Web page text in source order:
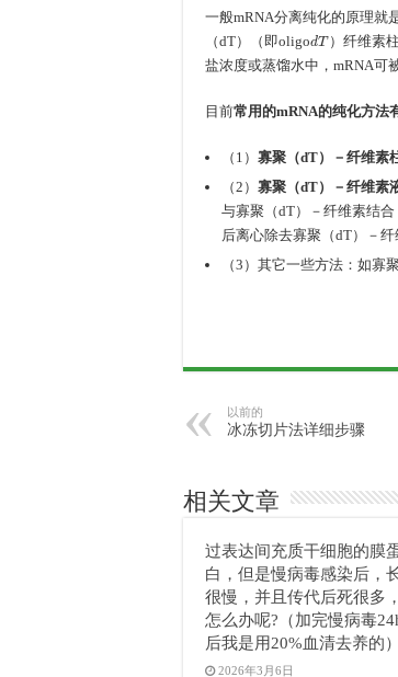
一般mRNA分离纯化的原理就
（dT）（即oligo dT）纤维素
盐浓度或蒸馏水中，mRNA可
目前常用的mRNA的纯化方法
（1） 寡聚（dT）－纤维素
（2） 寡聚（dT）－纤维素
与寡聚（dT）－纤维素结
后离心除去寡聚（dT）－纤
（3）其它一些方法：如寡
以前的
冰冻切片法详细步骤
相关文章
过表达间充质干细胞的膜
白，但是慢病毒感染后，
很慢，并且传代后死很多，
怎么办呢?（加完慢病毒
后我是用20%血清去养的）
2026年3月6日